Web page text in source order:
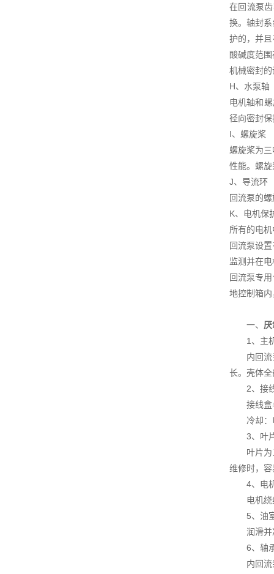
在回流泵
换。轴封
护的，并
酸碱度范
机械密封
H、水泵轴
电机轴和
径向密封
I、螺旋桨
螺旋桨为
性能。螺
J、导流环
回流泵的
K、电机保
所有的电
回流泵设
监测并在
回流泵专
地控制箱
一、
1、主
内回流泵
长。壳体
2、接
接线盒与
冷却：电
3、叶
叶片为三
维修时，
4、电
电机绕组
5、油
润滑并冷
6、轴
内回流泵